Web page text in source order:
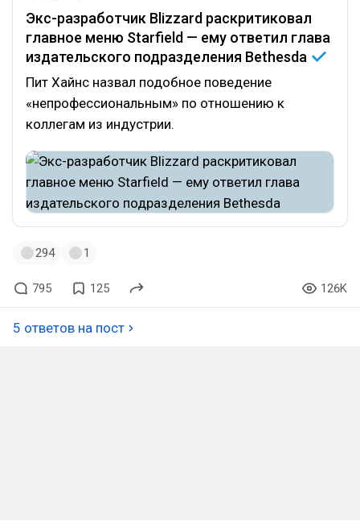
Экс-разработчик Blizzard раскритиковал
главное меню Starfield — ему ответил глава
издательского подразделения Bethesda
Пит Хайнс назвал подобное поведение
«непрофессиональным» по отношению к
коллегам из индустрии.
294 1
795 125 126K
5 ответов на пост